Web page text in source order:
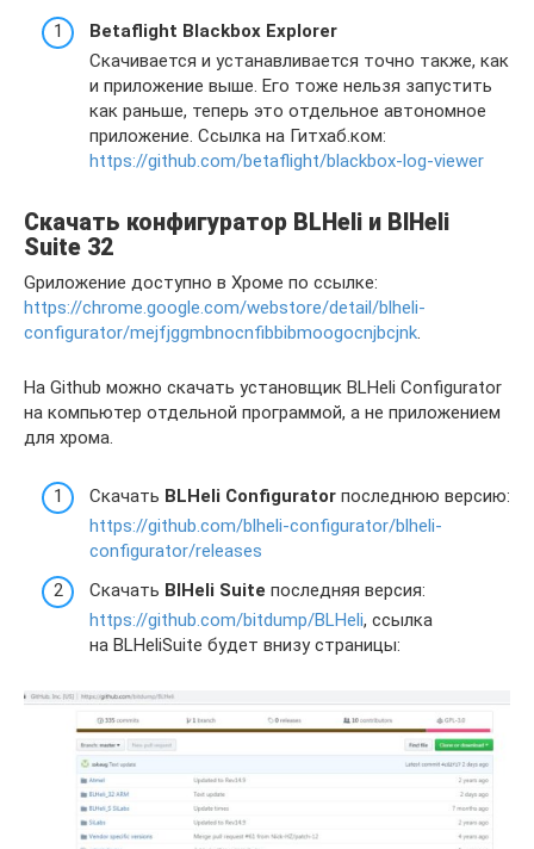
Betaflight Blackbox Explorer
Скачивается и устанавливается точно также, как
и приложение выше. Его тоже нельзя запустить
как раньше, теперь это отдельное автономное
приложение. Ссылка на Гитхаб.ком:
https://github.com/betaflight/blackbox-log-viewer
Скачать конфигуратор BLHeli и BlHeli
Suite 32
Gриложение доступно в Хроме по ссылке:
https://chrome.google.com/webstore/detail/blheli-
configurator/mejfjggmbnocnfibbibmoogocnjbcjnk.
На Github можно скачать установщик BLHeli Configurator
на компьютер отдельной программой, а не приложением
для хрома.
Скачать BLHeli Configurator последнюю версию:
https://github.com/blheli-configurator/blheli-
configurator/releases
Скачать BlHeli Suite последняя версия:
https://github.com/bitdump/BLHeli, ссылка
на BLHeliSuite будет внизу страницы: